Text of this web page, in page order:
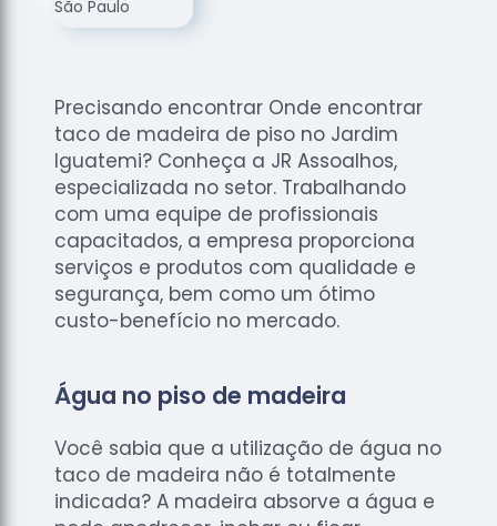
Raspagem
de Tacos
de
Madeiras
Raspagens
de Pisos
Tacos de
Madeiras
Precisando encontrar Onde encontrar
taco de madeira de piso no Jardim
Iguatemi? Conheça a JR Assoalhos,
especializada no setor. Trabalhando
com uma equipe de profissionais
capacitados, a empresa proporciona
serviços e produtos com qualidade e
segurança, bem como um ótimo
custo-benefício no mercado.
Água no piso de madeira
Você sabia que a utilização de água no
taco de madeira não é totalmente
indicada? A madeira absorve a água e